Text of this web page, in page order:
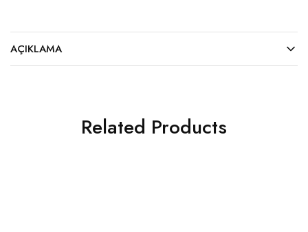
AÇIKLAMA
Related Products